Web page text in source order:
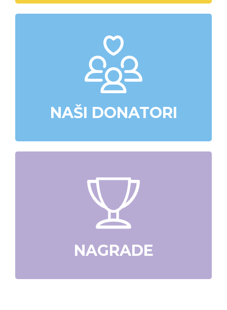
NAŠI DONATORI
NAGRADE